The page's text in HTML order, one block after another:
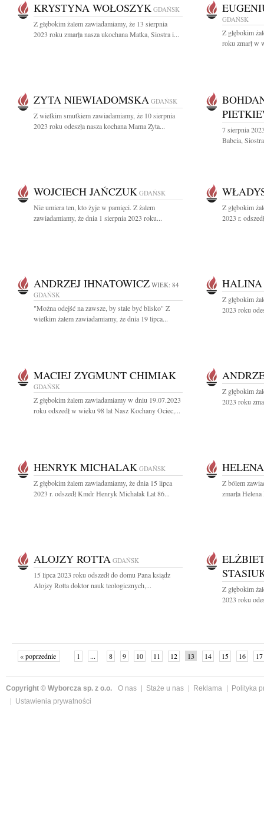
KRYSTYNA WOŁOSZYK GDAŃSK
Z głębokim żalem zawiadamiamy, że 13 sierpnia
2023 roku zmarła nasza ukochana Matka, Siostra i...
GDAŃSK
Z głębokim
roku zmarł w
ZYTA NIEWIADOMSKA GDAŃSK
Z wielkim smutkiem zawiadamiamy, że 10 sierpnia
2023 roku odeszła nasza kochana Mama Zyta...
7 sierpnia
Babcia,
WOJCIECH JAŃCZUK GDAŃSK
Nie umiera ten, kto żyje w pamięci. Z żalem
zawiadamiamy, że dnia 1 sierpnia 2023 roku...
Z głębokim
2023 r.
ANDRZEJ IHNATOWICZ WIEK: 84
GDAŃSK
"Można odejść na zawsze, by stale być blisko" Z
wielkim żalem zawiadamiamy, że dnia 19 lipca...
Z głębokim
2023 roku
MACIEJ ZYGMUNT CHIMIAK
GDAŃSK
Z głębokim żalem zawiadamiamy w dniu 19.07.2023
roku odszedł w wieku 98 lat Nasz Kochany Ociec,...
Z głębokim
2023 roku
HENRYK MICHALAK GDAŃSK
Z głębokim żalem zawiadamiamy, że dnia 15 lipca
2023 r. odszedł Kmdr Henryk Michalak Lat 86...
Z bólem
zmarła
ALOJZY ROTTA GDAŃSK
15 lipca 2023 roku odszedł do domu Pana ksiądz
Alojzy Rotta doktor nauk teologicznych,...
Z głębokim
2023 roku
« poprzednie 1 ... 8 9 10 11 12 13 14 15 16 17
Copyright © Wyborcza sp. z o.o. O nas Staże u nas Reklama
Polityka
Ustawienia prywatności